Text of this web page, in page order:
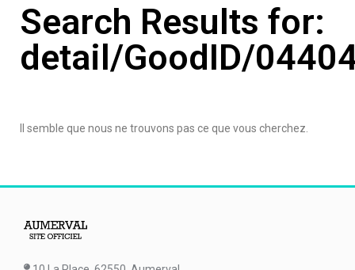
Search Results for:
detail/GoodID/
Il semble que nous ne trouvons pas ce que vous cherchez.